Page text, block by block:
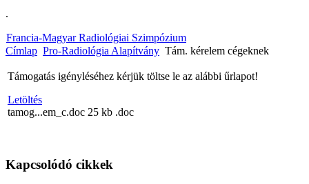
.
Francia-Magyar Radiológiai Szimpózium
Címlap Pro-Radiológia Alapítvány Tám. kérelem cégeknek
Támogatás igényléséhez kérjük töltse le az alábbi űrlapot!
Letöltés
tamog...em_c.doc 25 kb .doc
Kapcsolódó cikkek